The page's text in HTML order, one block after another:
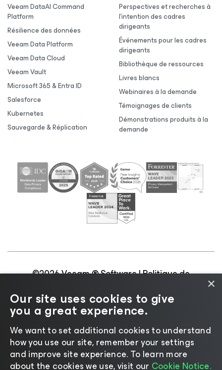
Veeam DataAI Command
Platform
Résilience des données
Veeam Data Platform
Veeam Data Cloud
Veeam Vault
Microsoft 365 & Entra ID
Salesforce
Kubernetes
Sauvegarde & Réplication
Perspectives et recherches à
l’intention des cadres
dirigeants
Événements pour les cadres
dirigeants
Bibliothèque de ressources
Livres blancs
Webinaires à la demande
Témoignages de clients
Démonstrations produits à la
demande
©2026 Veeam ® Software |Politique de
|
Secteur juridique|Politique de licences
Ressources pour les fournisseurs
Changer de langue
×
Our site uses cookies to give
you a great experience.
We want to set additional cookies to understand
how you use our site, remember your settings
and improve site experience. ​To learn more
about the cookies we use, visit our Cookie Notice.